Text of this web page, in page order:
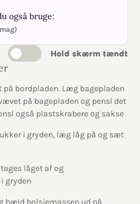
også bruge:
Hold skærm tændt
bordpladen. Læg bagepladen
på bagepladen og pensl det
også plastskrabere og sakse
i gryden, læg låg på og sæt
låget af og
gryden
hæld bolsjemassen ud på